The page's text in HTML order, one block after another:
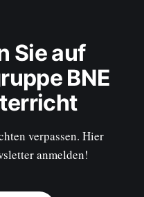
Sie auf
BNE
verpassen. Hier
anmelden!